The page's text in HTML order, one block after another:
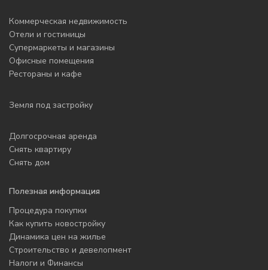
Коммерческая недвижимость
Отели и гостиницы
Супермаркеты и магазины
Офисные помещения
Рестораны и кафе
Земля под застройку
Долгосрочная аренда
Снять квартиру
Снять дом
Полезная информация
Процедура покупки
Как купить новостройку
Динамика цен на жилье
Строительство и девелопмент
Налоги и Финансы